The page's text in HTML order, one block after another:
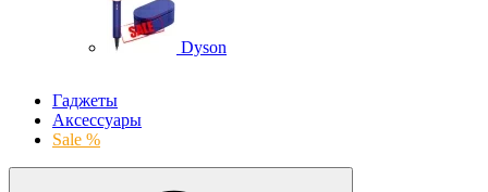
Dyson
Гаджеты
Аксессуары
Sale %